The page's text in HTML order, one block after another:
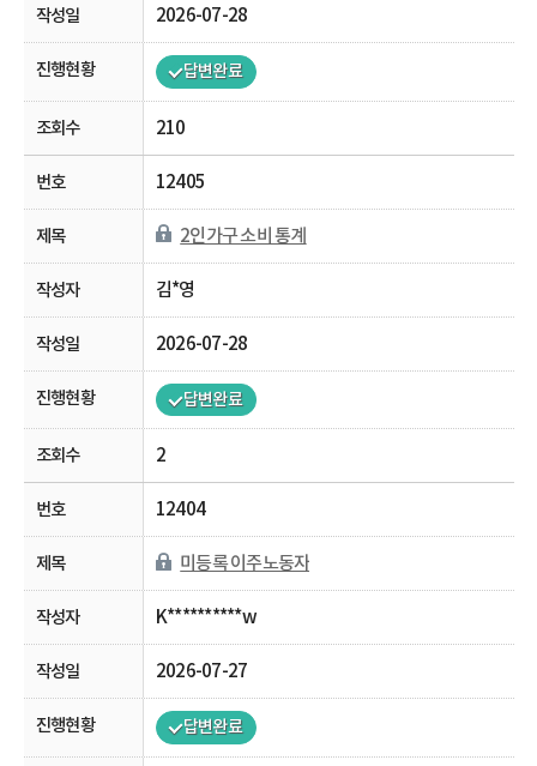
2026-07-28
답변완료
210
12405
2인가구 소비 통계
김*영
2026-07-28
답변완료
2
12404
미등록 이주노동자
K**********w
2026-07-27
답변완료